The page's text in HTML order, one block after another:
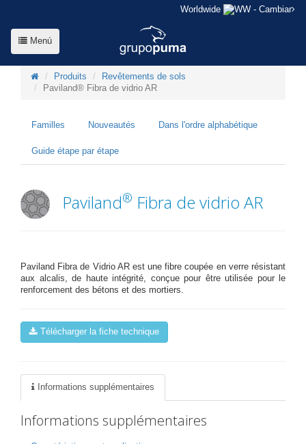
Worldwide - Cambiar
Menú
Produits
Revêtements de sols
Paviland® Fibra de vidrio AR
Familles Nouveautés Dans l'ordre alphabétique
Guide étape par étape
Paviland® Fibra de vidrio AR
Paviland Fibra de Vidrio AR est une fibre coupée en verre résistant
aux alcalis, de haute intégrité, conçue pour être utilisée pour le
renforcement des bétons et des mortiers.
Télécharger la fiche technique
Informations supplémentaires
Informations supplémentaires